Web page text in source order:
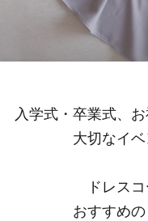
入学式・卒業式、
大切なイ
ドレス
おすすめ